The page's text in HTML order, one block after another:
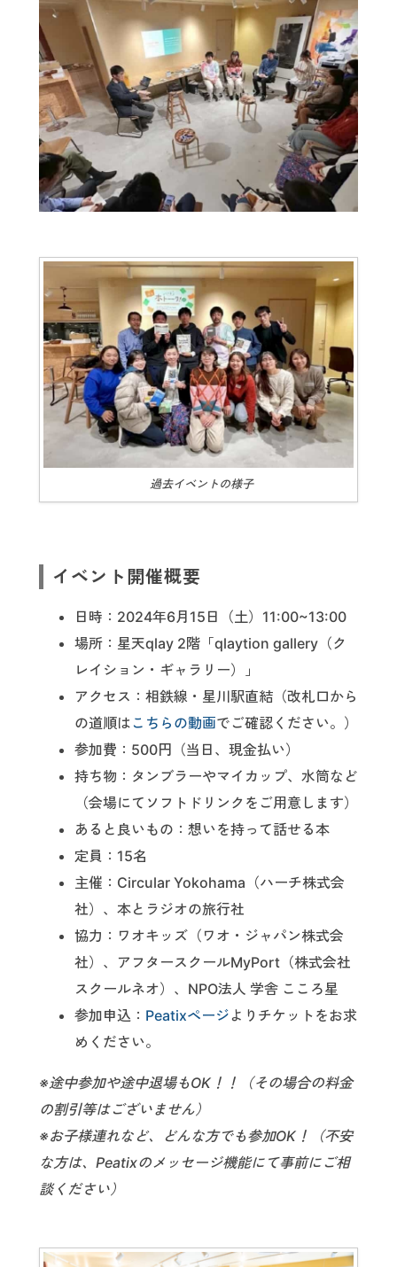
過去イベントの様子
イベント開催概要
日時：2024年6月15日（土）11:00~13:00
場所：星天qlay 2階「qlaytion gallery（ク
レイション・ギャラリー）」
アクセス：相鉄線・星川駅直結（改札口から
の道順は こちらの動画でご確認ください。）
参加費：500円（当日、現金払い）
持ち物：タンブラーやマイカップ、水筒など
（会場にてソフトドリンクをご用意します）
あると良いもの：想いを持って話せる本
定員：15名
主催：Circular Yokohama（ハーチ株式会
社）、本とラジオの旅行社
協力：ワオキッズ（ワオ・ジャパン株式会
社）、アフタースクールMyPort（株式会社
スクールネオ）、NPO法人 学舎 こころ星
参加申込： Peatixページよりチケットをお求
めください。
※途中参加や途中退場もOK！！（その場合の料金
の割引等はございません）
※お子様連れなど、どんな方でも参加OK！（不安
な方は、Peatixのメッセージ機能にて事前にご相
談ください）